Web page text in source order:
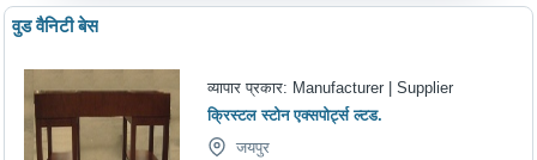
वुड वैनिटी बेस
व्यापार प्रकार: Manufacturer | Supplier
क्रिस्टल स्टोन एक्सपोर्ट्स ल्टड.
जयपुर